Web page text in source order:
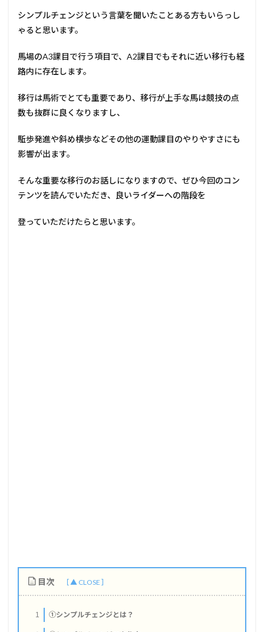
シンプルチェンジという言葉を聞いたことある方もいらっし
ゃると思います。
馬場のA3課目で行う項目で、A2課目でもそれに近い移行も経
路内に存在します。
移行は馬術でとても重要であり、移行が上手な馬は競技の点
数も抜群に良くなりますし、
駈歩発進や斜め横歩などその他の運動課目のやりやすさにも
影響が出ます。
そんな重要な移行のお話しになりますので、ぜひ今回のコン
テンツを読んでいただき、良いライダーへの階段を
登っていただけたらと思います。
目次
1 ①シンプルチェンジとは？